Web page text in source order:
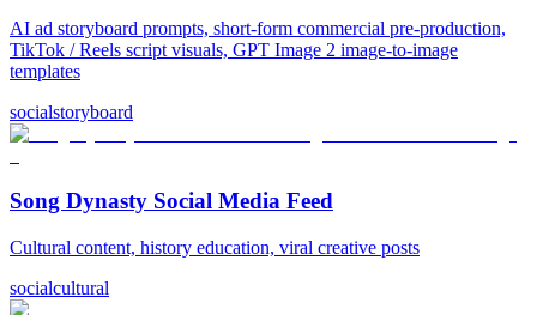
AI ad storyboard prompts, short-form commercial pre-production,
TikTok / Reels script visuals, GPT Image 2 image-to-image
templates
socialstoryboard
Song Dynasty Social Media Feed
Cultural content, history education, viral creative posts
socialcultural